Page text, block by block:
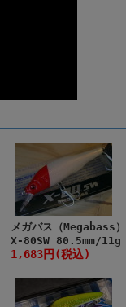
メガバス（Megabass）
X-80SW 80.5mm/11g
1,683円(税込)